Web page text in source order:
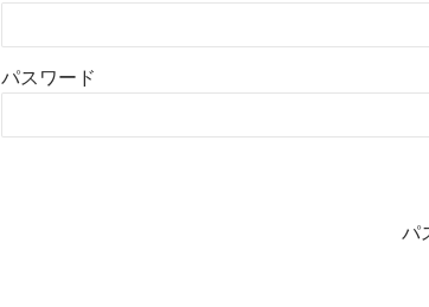
パスワード
パ